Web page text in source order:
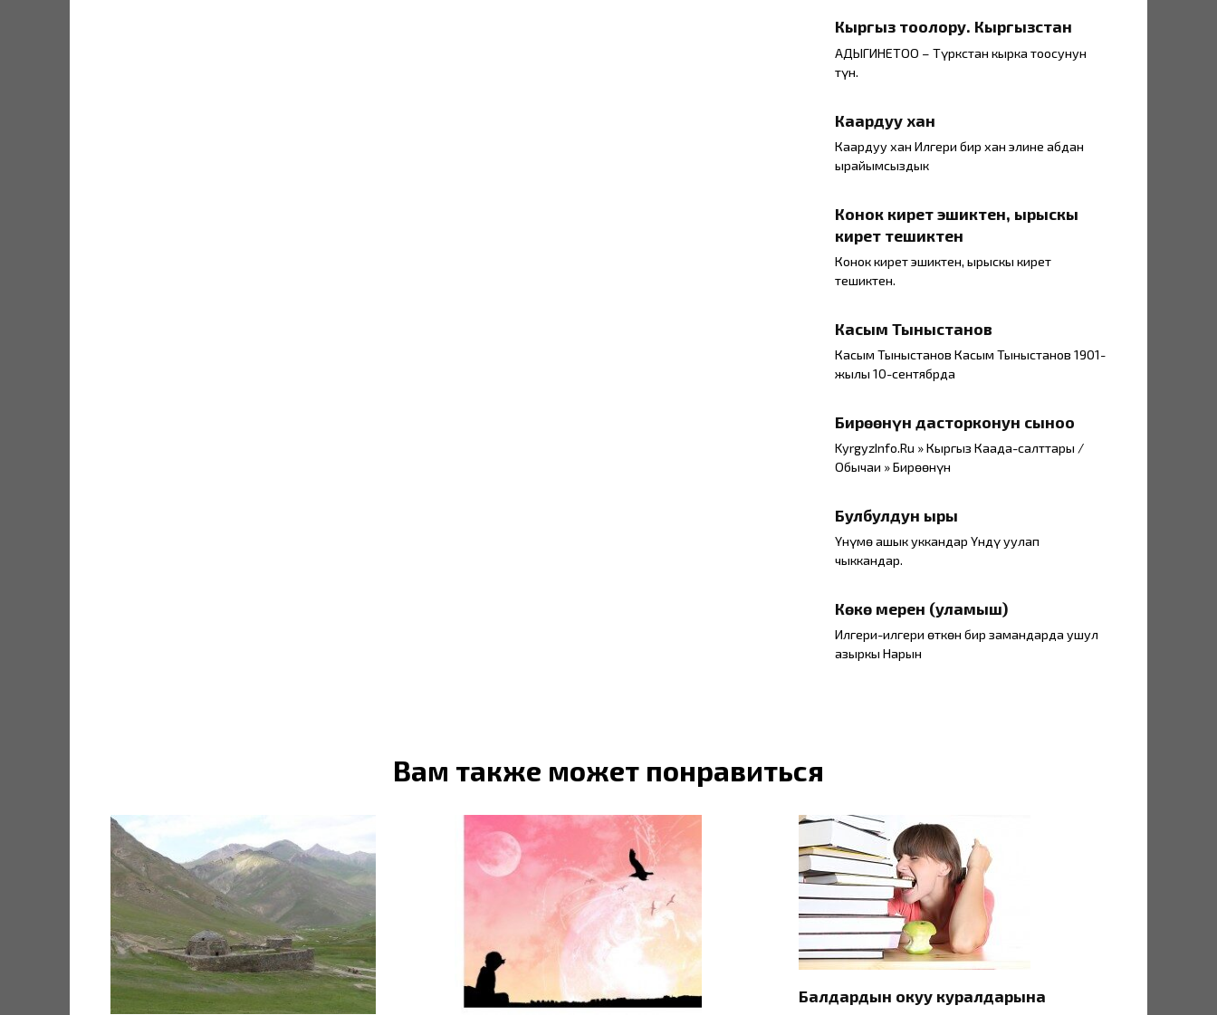
Кыргыз тоолору. Кыргызстан
АДЫГИНЕТОО – Түркстан кырка тоосунун
түн.
Каардуу хан
Каардуу хан Илгери бир хан элине абдан
ырайымсыздык
Конок кирет эшиктен, ырыскы
кирет тешиктен
Конок кирет эшиктен, ырыскы кирет
тешиктен.
Касым Тыныстанов
Касым Тыныстанов Касым Тыныстанов 1901-
жылы 10-сентябрда
Бирөөнүн дасторконун сыноо
KyrgyzInfo.Ru » Кыргыз Каада-салттары /
Обычаи » Бирөөнүн
Булбулдун ыры
Үнүмө ашык уккандар Үндү уулап
чыккандар.
Көкө мерен (уламыш)
Илгери-илгери өткөн бир замандарда ушул
азыркы Нарын
Вам также может понравиться
Балдардын окуу куралдарына